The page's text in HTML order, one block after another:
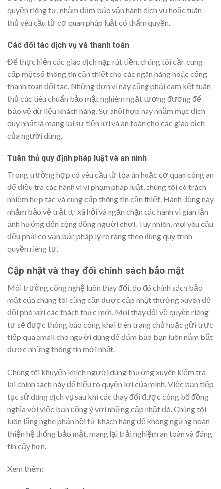
quyền riêng tư, nhằm đảm bảo vận hành dịch vụ hoặc tuân
thủ yêu cầu từ cơ quan pháp luật có thẩm quyền.
Các đối tác dịch vụ và thanh toán
Để thực hiện các giao dịch nạp rút tiền, chúng tôi cần cung
cấp một số thông tin cần thiết cho các ngân hàng hoặc cổng
thanh toán đối tác. Những đơn vị này cũng phải cam kết tuân
thủ các tiêu chuẩn bảo mật nghiêm ngặt tương đương để
bảo vệ dữ liệu khách hàng. Sự phối hợp này nhằm mục đích
duy nhất là mang lại sự tiện lợi và an toàn cho các giao dịch
của người dùng.
Tuân thủ quy định pháp luật và an ninh
Trong trường hợp có yêu cầu từ tòa án hoặc cơ quan công an
để điều tra các hành vi vi phạm pháp luật, chúng tôi có trách
nhiệm hợp tác và cung cấp thông tin cần thiết. Hành động này
nhằm bảo vệ trật tự xã hội và ngăn chặn các hành vi gian lận
ảnh hưởng đến cộng đồng người chơi. Tuy nhiên, mọi yêu cầu
đều phải có văn bản pháp lý rõ ràng theo đúng quy trình
quyền riêng tư.
Cập nhật và thay đổi chính sách bảo mật
Môi trường công nghệ luôn thay đổi, do đó chính sách bảo
mật của chúng tôi cũng cần được cập nhật thường xuyên để
đối phó với các thách thức mới. Mọi thay đổi về quyền riêng
tư sẽ được thông báo công khai trên trang chủ hoặc gửi trực
tiếp qua email cho người dùng để đảm bảo bạn luôn nắm bắt
được những thông tin mới nhất.
Chúng tôi khuyến khích người dùng thường xuyên kiểm tra
lại chính sách này để hiểu rõ quyền lợi của mình. Việc bạn tiếp
tục sử dụng dịch vụ sau khi các thay đổi được công bố đồng
nghĩa với việc bạn đồng ý với những cập nhật đó. Chúng tôi
luôn lắng nghe phản hồi từ khách hàng để không ngừng hoàn
thiện hệ thống bảo mật, mang lại trải nghiệm an toàn và đáng
tin cậy hơn.
Xem thêm: